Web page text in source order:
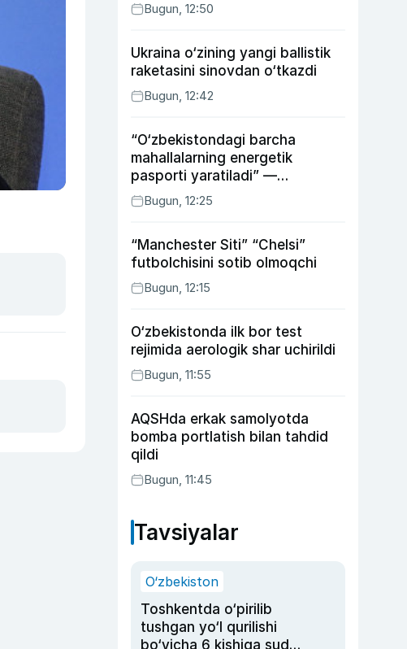
Bugun, 12:50
Ukraina o‘zining yangi ballistik
raketasini sinovdan o‘tkazdi
Bugun, 12:42
“O‘zbekistondagi barcha
mahallalarning energetik
pasporti yaratiladi” —
energetika vaziri
Bugun, 12:25
“Manchester Siti” “Chelsi”
futbolchisini sotib olmoqchi
Bugun, 12:15
O‘zbekistonda ilk bor test
rejimida aerologik shar uchirildi
Bugun, 11:55
AQSHda erkak samolyotda
bomba portlatish bilan tahdid
qildi
Bugun, 11:45
Tavsiyalar
O‘zbekiston
Toshkentda o‘pirilib
tushgan yo‘l qurilishi
bo‘yicha 6 kishiga sud